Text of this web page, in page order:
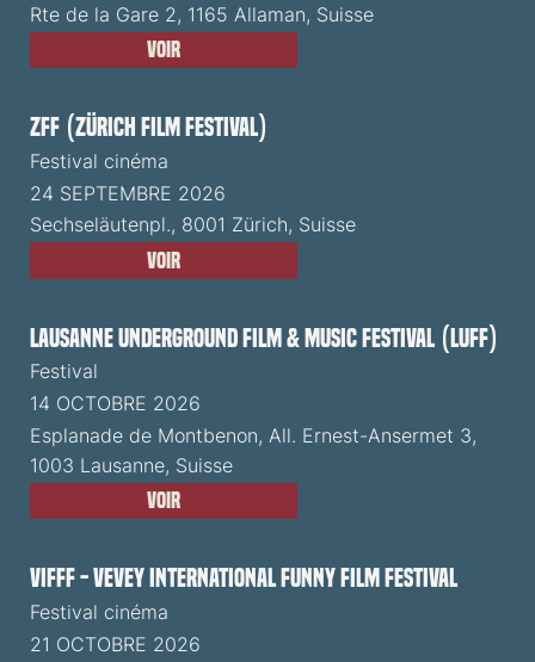
Rte de la Gare 2, 1165 Allaman, Suisse
Voir
ZFF (Zürich Film Festival)
Festival cinéma
24 SEPTEMBRE 2026
Sechseläutenpl., 8001 Zürich, Suisse
Voir
Lausanne Underground Film & Music Festival (LUFF)
Festival
14 OCTOBRE 2026
Esplanade de Montbenon, All. Ernest-Ansermet 3,
1003 Lausanne, Suisse
Voir
VIFFF - Vevey International Funny Film Festival
Festival cinéma
21 OCTOBRE 2026